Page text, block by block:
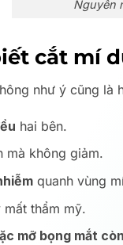
Nguyên
cắt mí
như ý cũng là
hai bên.
không giảm.
quanh vùng
thẩm mỹ.
mỡ bọng mắt